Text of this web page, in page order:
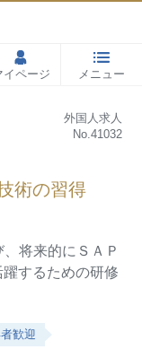
イページ メニュー
外国人求人
No.41032
術の習得
将来的にＳＡＰ
するための研修
歓迎